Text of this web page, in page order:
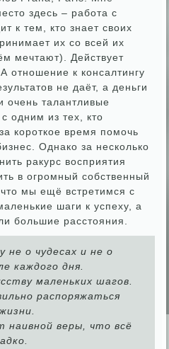
здесь – работа с
к тем, кто знает своих
их со всей их
мечтают). Действует
отношение к консалтингу
не даёт, а деньги
очень талантливые
одним из тех, кто
короткое время помочь
Однако за несколько
ракурс восприятия
в огромный собственный
мы ещё встретимся с
шаги к успеху, а
большие расстояния.
не о чудесах и не о
каждого дня.
маленьких шагов.
распоряжаться
наивной веры, что всё